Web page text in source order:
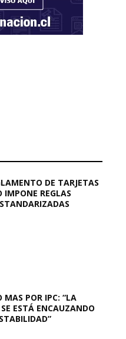
DE TARJETAS
IMPONE REGLAS
MAS POR IPC: “LA
ESTÁ ENCAUZANDO